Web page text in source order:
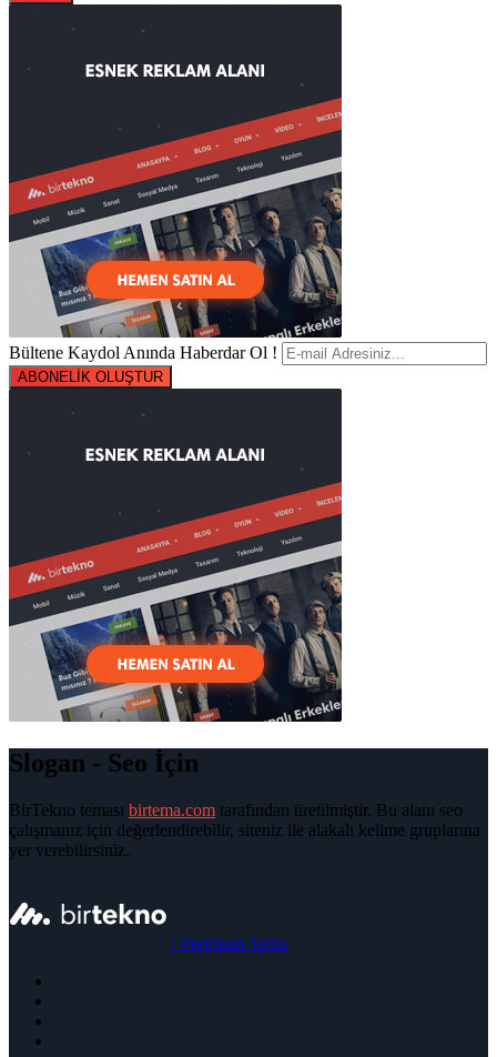
Bültene Kaydol Anında Haberdar Ol !
ABONELİK OLUŞTUR
Slogan - Seo İçin
BirTekno teması birtema.com tarafından üretilmiştir. Bu alanı seo
çalışmanız için değerlendirebilir, siteniz ile alakalı kelime gruplarına
yer verebilirsiniz.
| Premium Tema